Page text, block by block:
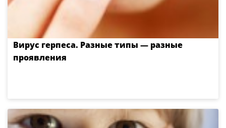
Вирус герпеса. Разные типы — разные
проявления